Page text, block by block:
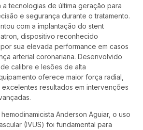
a tecnologias de última geração para
e segurança durante o tratamento.
com a implantação do stent
dispositivo reconhecido
sua elevada performance em casos
arterial coronariana. Desenvolvido
calibre e lesões de alta
oferece maior força radial,
resultados em intervenções
Anderson Aguiar, o uso
(IVUS) foi fundamental para